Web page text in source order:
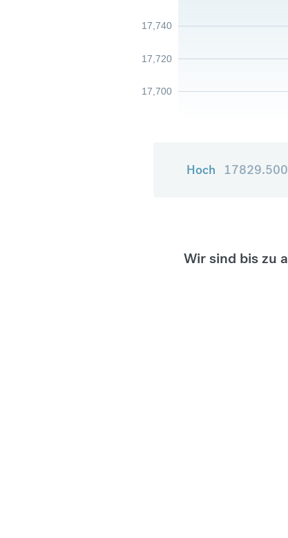
17,700
17,720
17,740
Hoch 17829.500
Wir sind bis zu